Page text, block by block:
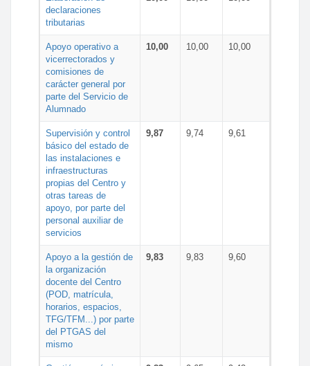
declaraciones
tributarias
Apoyo operativo a
vicerrectorados y
comisiones de
carácter general por
parte del Servicio de
Alumnado
10,00 10,00 10,00
Supervisión y control
básico del estado de
las instalaciones e
infraestructuras
propias del Centro y
otras tareas de
apoyo, por parte del
personal auxiliar de
servicios
9,87 9,74 9,61
Apoyo a la gestión de
la organización
docente del Centro
(POD, matrícula,
horarios, espacios,
TFG/TFM...) por parte
del PTGAS del
mismo
9,83 9,83 9,60